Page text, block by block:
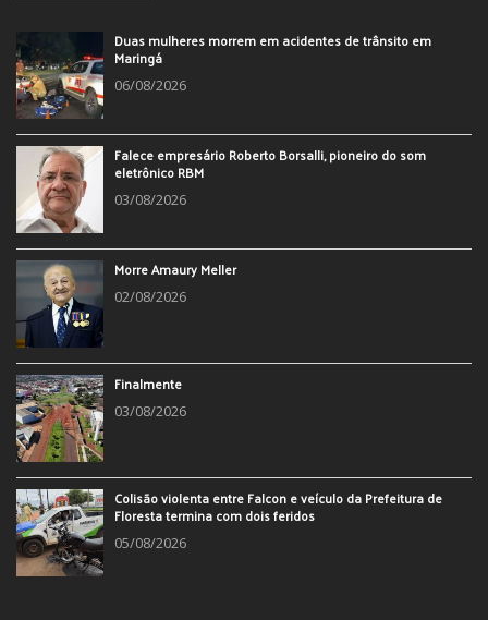
Duas mulheres morrem em acidentes de trânsito em
Maringá
06/08/2026
Falece empresário Roberto Borsalli, pioneiro do som
eletrônico RBM
03/08/2026
Morre Amaury Meller
02/08/2026
Finalmente
03/08/2026
Colisão violenta entre Falcon e veículo da Prefeitura de
Floresta termina com dois feridos
05/08/2026